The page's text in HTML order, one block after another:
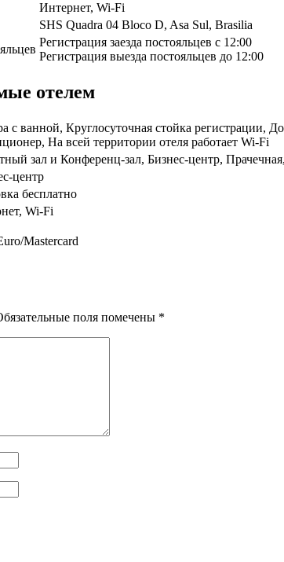
Интернет, Wi-Fi
SHS Quadra 04 Bloco D, Asa Sul, Brasilia
Регистрация заезда постояльцев с 12:00
Регистрация выезда постояльцев до 12:00
отелем
с ванной, Круглосуточная стойка регистрации,
На всей территории отеля работает Wi-Fi
зал и Конференц-зал, Бизнес-центр,
центр
бесплатно
Wi-Fi
Mastercard
поля помечены *